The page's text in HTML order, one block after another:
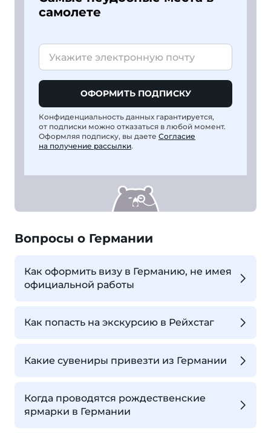
самолете
ОФОРМИТЬ ПОДПИСКУ
Конфиденциальность данных гарантируется,
от подписки можно отказаться в любой момент.
Оформляя подписку, вы даете Согласие
на получение рассылки.
Вопросы о Германии
Как оформить визу в Германию, не имея
официальной работы
Как попасть на экскурсию в Рейхстаг
Какие сувениры привезти из Германии
Когда проводятся рождественские
ярмарки в Германии